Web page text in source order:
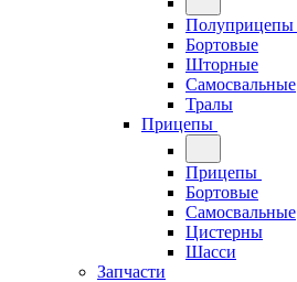
Полуприцепы
Бортовые
Шторные
Самосвальные
Тралы
Прицепы
Прицепы
Бортовые
Самосвальные
Цистерны
Шасси
Запчасти